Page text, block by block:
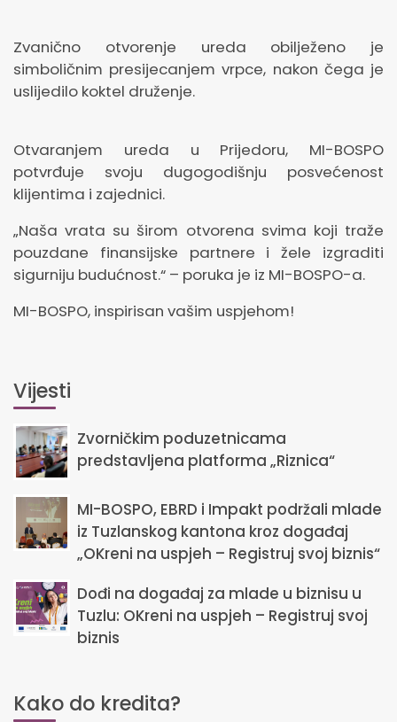
Zvanično otvorenje ureda obilježeno je
simboličnim presijecanjem vrpce, nakon čega je
uslijedilo koktel druženje.
Otvaranjem ureda u Prijedoru, MI-BOSPO
potvrđuje svoju dugogodišnju posvećenost
klijentima i zajednici.
„Naša vrata su širom otvorena svima koji traže
pouzdane finansijske partnere i žele izgraditi
sigurniju budućnost.“ – poruka je iz MI-BOSPO-a.
MI-BOSPO, inspirisan vašim uspjehom!
Vijesti
Zvorničkim poduzetnicama
predstavljena platforma „Riznica“
MI-BOSPO, EBRD i Impakt podržali mlade
iz Tuzlanskog kantona kroz događaj
„OKreni na uspjeh – Registruj svoj biznis“
Dođi na događaj za mlade u biznisu u
Tuzlu: OKreni na uspjeh – Registruj svoj
biznis
Kako do kredita?